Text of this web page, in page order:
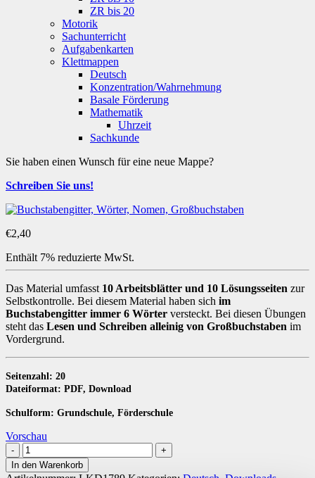
ZR bis 20
Motorik
Sachunterricht
Aufgabenkarten
Klettmappen
Deutsch
Konzentration/Wahrnehmung
Basale Förderung
Mathematik
Uhrzeit
Sachkunde
Sie haben einen Wunsch für eine neue Mappe?
Schreiben Sie uns!
€2,40
Enthält 7% reduzierte MwSt.
Das Material umfasst 10 Arbeitsblätter und 10 Lösungsseiten zur
Selbstkontrolle. Bei diesem Material haben sich im
Buchstabengitter immer 6 Wörter versteckt. Bei diesen Übungen
steht das Lesen und Schreiben alleinig von Großbuchstaben im
Vordergrund.
Seitenzahl: 20
Dateiformat: PDF, Download
Schulform: Grundschule, Förderschule
Vorschau
Wortsuche
im
Buchstabengitter
In den Warenkorb